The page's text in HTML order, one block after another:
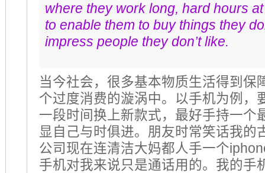
where they work long, hard hours
to enable them to buy things they
impress people they don’t like.
当今社会，很多基本物质生活得到保
个过度消费的漩涡中。以手机为例，
一段时间换上新款式，最好手持一个
显自己与时俱进。朋友时常笑话我的
公司现在连清洁大妈都人手一个
手机对我来说只是通话用的。我的手